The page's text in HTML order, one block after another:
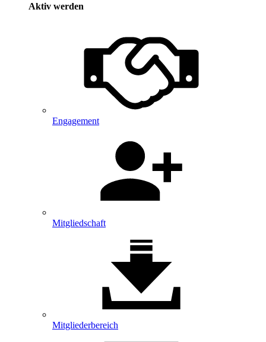
Aktiv werden
Engagement
Mitgliedschaft
Mitglieder­bereich